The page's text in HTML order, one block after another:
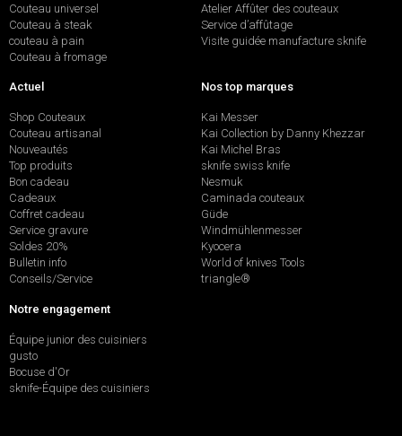
Couteau universel
Couteau à steak
couteau à pain
Couteau à fromage
Atelier Affûter des couteaux
Service d’affûtage
Visite guidée manufacture sknife
Actuel
Shop Couteaux
Couteau artisanal
Nouveautés
Top produits
Bon cadeau
Cadeaux
Coffret cadeau
Service gravure
Soldes 20%
Bulletin info
Conseils/Service
Nos top marques
Kai Messer
Kai Collection by Danny Khezzar
Kai Michel Bras
sknife swiss knife
Nesmuk
Caminada couteaux
Güde
Windmühlenmesser
Kyocera
World of knives Tools
triangle®
Notre engagement
Équipe junior des cuisiniers
gusto
Bocuse d'Or
sknife-Équipe des cuisiniers